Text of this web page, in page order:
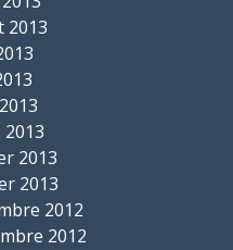
2013
2013
2013
2012
2012